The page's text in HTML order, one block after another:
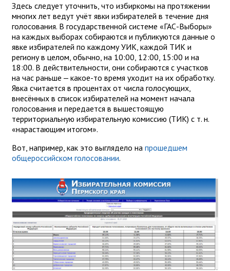
Здесь следует уточнить, что избиркомы на протяжении
многих лет ведут учёт явки избирателей в течение дня
голосования. В государственной системе «ГАС-Выборы»
на каждых выборах собираются и публикуются данные о
явке избирателей по каждому УИК, каждой ТИК и
региону в целом, обычно, на 10:00, 12:00, 15:00 и на
18:00. В действительности, они собираются с участков
на час раньше — какое-то время уходит на их обработку.
Явка считается в процентах от числа голосующих,
внесённых в список избирателей на момент начала
голосования и передается в вышестоящую
территориальную избирательную комиссию (ТИК) с т. н.
«нарастающим итогом».
Вот, например, как это выглядело на прошедшем
общероссийском голосовании.